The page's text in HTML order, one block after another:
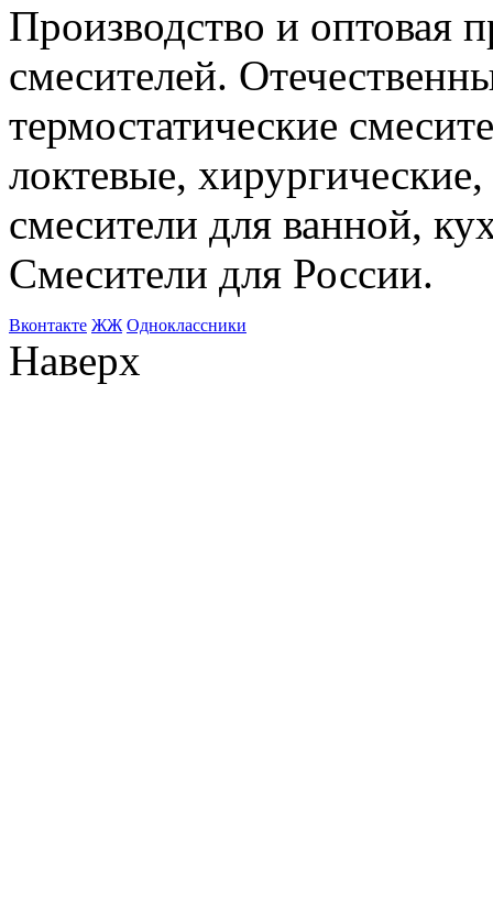
Производство и оптовая
смесителей.
термостатические
локтевые,
смесители для ванной,
Смесители для России.
Bконтакте ЖЖ Одноклассники
Наверх